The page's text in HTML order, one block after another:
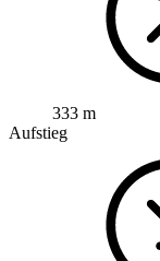
333 m
Aufstieg